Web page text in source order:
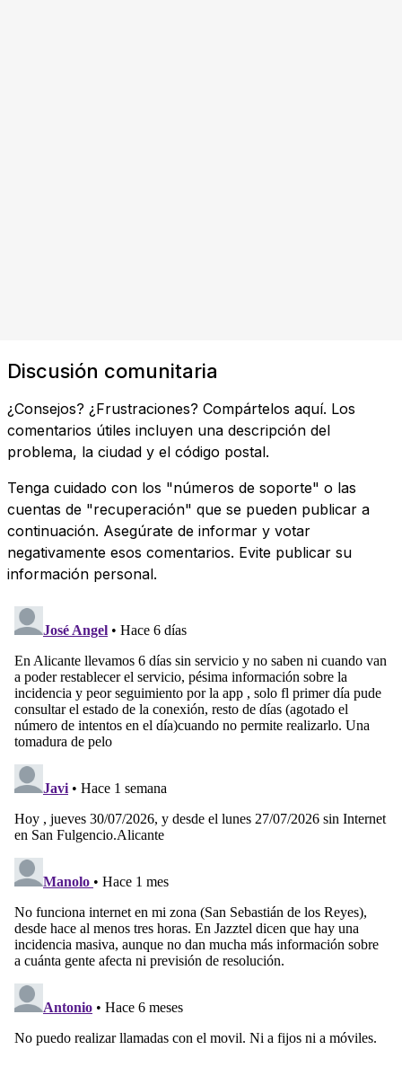
Discusión comunitaria
¿Consejos? ¿Frustraciones? Compártelos aquí. Los
comentarios útiles incluyen una descripción del
problema, la ciudad y el código postal.
Tenga cuidado con los "números de soporte" o las
cuentas de "recuperación" que se pueden publicar a
continuación. Asegúrate de informar y votar
negativamente esos comentarios. Evite publicar su
información personal.